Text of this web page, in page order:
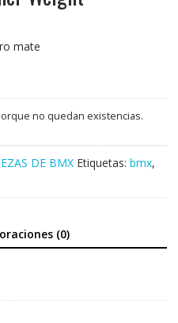
mate
no quedan existencias.
DE BMX Etiquetas: bmx,
(0)